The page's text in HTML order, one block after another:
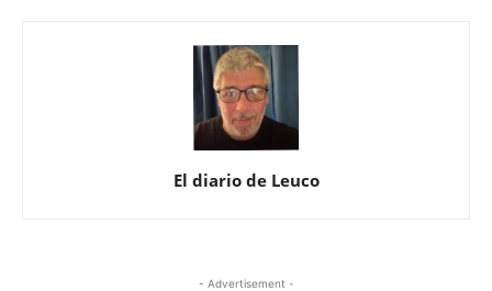
El diario de Leuco
- Advertisement -